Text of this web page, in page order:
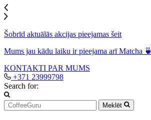
Šobrīd aktuālās akcijas pieejamas šeit
Mums jau kādu laiku ir pieejama arī Matcha 🍵
KONTAKTI PAR MUMS
+371 23999798
Search for:
Meklēt